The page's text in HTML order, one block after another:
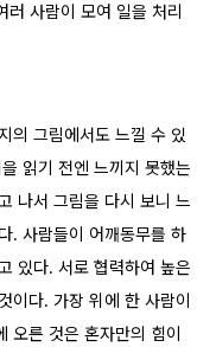
러 사람이 모여 일을 처리
의 그림에서도 느낄 수 있
읽기 전엔 느끼지 못했는
나서 그림을 다시 보니 느
. 사람들이 어깨동무를 하
있다. 서로 협력하여 높은
이다. 가장 위에 한 사람이
오른 것은 혼자만의 힘이